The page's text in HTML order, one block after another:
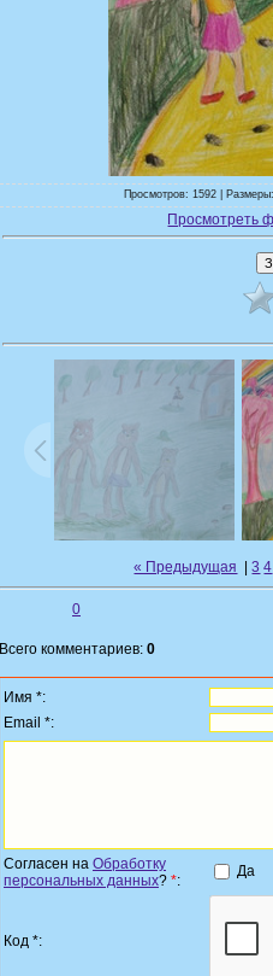
Просмотров: 1592 |
Просмотреть
« Предыдущая |3 4
0
Всего комментариев: 0
Имя *:
Email *:
Согласен на Обработку
персональных данных? *:
Да
Код *: